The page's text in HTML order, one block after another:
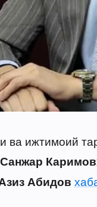
ва ижтимоий
Санжар Каримов
Абидов